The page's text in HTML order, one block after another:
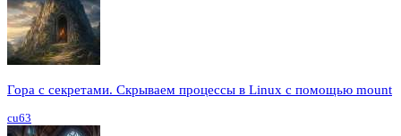
Гора с секретами. Скрываем процессы в Linux c помощью mount
cu63